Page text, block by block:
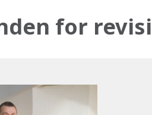
for